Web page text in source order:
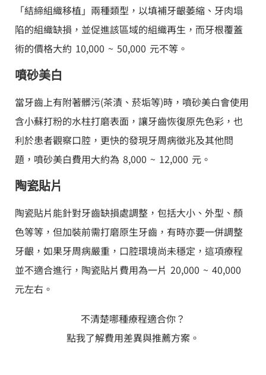
「結締組織移植」兩種類型，以填補牙齦萎縮、牙肉塌
陷的組織缺損，並促進該區域的組織再生，而牙根覆蓋
術的價格大約 10,000 ~ 50,000 元不等。
噴砂美白
當牙齒上有附著髒污(茶漬、菸垢等)時，噴砂美白會使用
含小蘇打粉的水柱打磨表面，讓牙齒恢復原先色彩，也
利於患者觀察口腔，更快的發現牙周病徵兆及其他問
題，噴砂美白費用大約為 8,000 ~ 12,000 元。
陶瓷貼片
陶瓷貼片能針對牙齒缺損處調整，包括大小、外型、顏
色等等，但加裝前需打磨原生牙齒，有時亦要一併調整
牙齦，如果牙周病嚴重，口腔環境尚未穩定，這項療程
並不適合進行，陶瓷貼片費用為一片 20,000 ~ 40,000
元左右。
不清楚哪種療程適合你？
點我了解費用差異與推薦方案。